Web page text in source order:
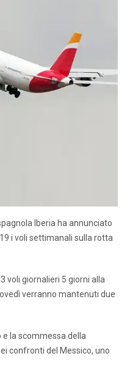
Iberia ha annunciato
i voli settimanali sulla rotta
voli giornalieri 5 giorni alla
verranno mantenuti due
la scommessa della
confronti del Messico, uno